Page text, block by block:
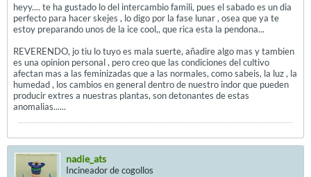
heyy.... te ha gustado lo del intercambio famili, pues el sabado es un dia
perfecto para hacer skejes , lo digo por la fase lunar , osea que ya te
estoy preparando unos de la ice cool,, que rica esta la pendona...
REVERENDO, jo tiu lo tuyo es mala suerte, añadire algo mas y tambien
es una opinion personal , pero creo que las condiciones del cultivo
afectan mas a las feminizadas que a las normales, como sabeis, la luz , la
humedad , los cambios en general dentro de nuestro indor que pueden
producir extres a nuestras plantas, son detonantes de estas
anomalias......
nadie_ats
Incineador de cogollos